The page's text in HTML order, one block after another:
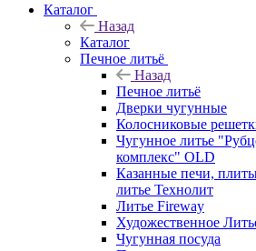
Каталог
Назад
Каталог
Печное литьё
Назад
Печное литьё
Дверки чугунные
Колосниковые
Чугунное литье
комплекс" OLD
Казанные печи,
литье Технолит
Литье Fireway
Художественное
Чугунная посуда